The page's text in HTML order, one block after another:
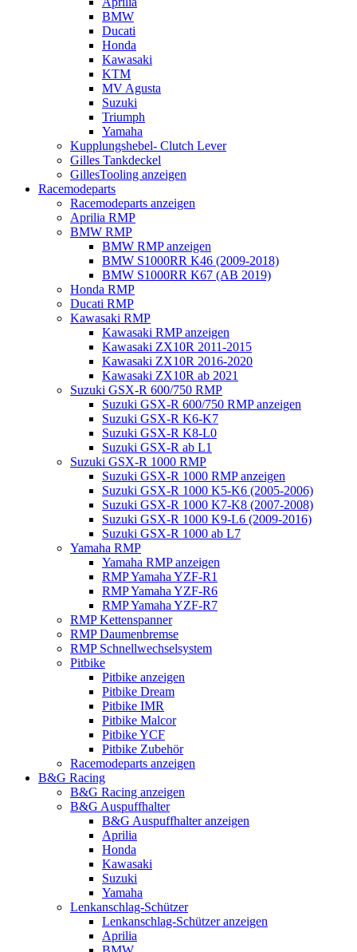
BMW
Ducati
Honda
Kawasaki
KTM
MV Agusta
Suzuki
Triumph
Yamaha
Kupplungshebel- Clutch Lever
Gilles Tankdeckel
GillesTooling anzeigen
Racemodeparts
Racemodeparts anzeigen
Aprilia RMP
BMW RMP
BMW RMP anzeigen
BMW S1000RR K46 (2009-2018)
BMW S1000RR K67 (AB 2019)
Honda RMP
Ducati RMP
Kawasaki RMP
Kawasaki RMP anzeigen
Kawasaki ZX10R 2011-2015
Kawasaki ZX10R 2016-2020
Kawasaki ZX10R ab 2021
Suzuki GSX-R 600/750 RMP
Suzuki GSX-R 600/750 RMP anzeigen
Suzuki GSX-R K6-K7
Suzuki GSX-R K8-L0
Suzuki GSX-R ab L1
Suzuki GSX-R 1000 RMP
Suzuki GSX-R 1000 RMP anzeigen
Suzuki GSX-R 1000 K5-K6 (2005-2006)
Suzuki GSX-R 1000 K7-K8 (2007-2008)
Suzuki GSX-R 1000 K9-L6 (2009-2016)
Suzuki GSX-R 1000 ab L7
Yamaha RMP
Yamaha RMP anzeigen
RMP Yamaha YZF-R1
RMP Yamaha YZF-R6
RMP Yamaha YZF-R7
RMP Kettenspanner
RMP Daumenbremse
RMP Schnellwechselsystem
Pitbike
Pitbike anzeigen
Pitbike Dream
Pitbike IMR
Pitbike Malcor
Pitbike YCF
Pitbike Zubehör
Racemodeparts anzeigen
B&G Racing
B&G Racing anzeigen
B&G Auspuffhalter
B&G Auspuffhalter anzeigen
Aprilia
Honda
Kawasaki
Suzuki
Yamaha
Lenkanschlag-Schützer
Lenkanschlag-Schützer anzeigen
Aprilia